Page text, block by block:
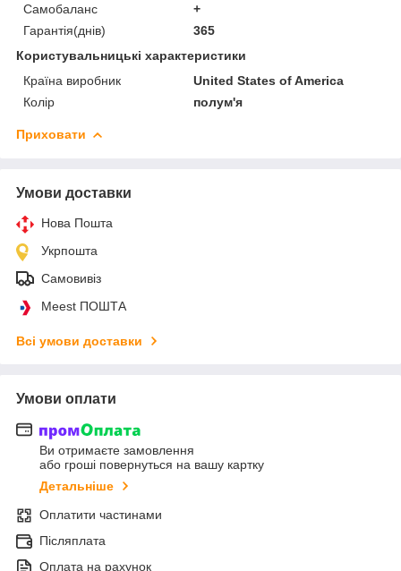
Самобаланс
+
Гарантія(днів)
365
Користувальницькі характеристики
Країна виробник
United States of America
Колір
полум'я
Приховати
Умови доставки
Нова Пошта
Укрпошта
Самовивіз
Meest ПОШТА
Всі умови доставки
Умови оплати
Ви отримаєте замовлення
або гроші повернуться на вашу картку
Детальніше
Оплатити частинами
Післяплата
Оплата на рахунок